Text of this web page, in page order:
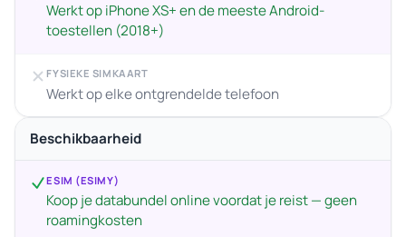
Werkt op iPhone XS+ en de meeste Android-
toestellen (2018+)
FYSIEKE SIMKAART
Werkt op elke ontgrendelde telefoon
Beschikbaarheid
ESIM (ESIMY)
Koop je databundel online voordat je reist — geen
roamingkosten